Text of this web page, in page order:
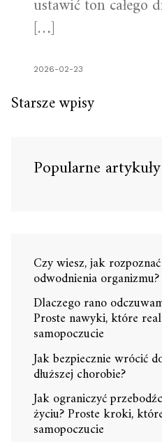
ustawić ton całego
[…]
2026-02-23
Nawigacja
Starsze wpisy
Popularne artykuły
Czy wiesz, jak
odwodnienia organizmu?
Dlaczego rano
Proste nawyki, które
samopoczucie
Jak bezpiecznie wrócić
dłuższej chorobie?
Jak ograniczyć
życiu? Proste kroki,
samopoczucie